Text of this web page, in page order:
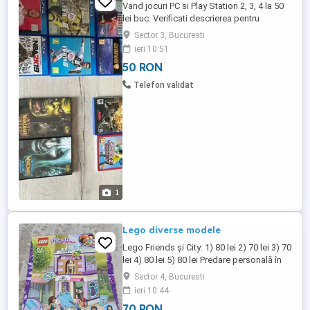
1
Vand jocuri PC si Play Station 2, 3, 4 la 50
lei buc. Verificati descrierea pentru
disponibilitate. Predare personala in
Bucuresti, sau prin curier cu plata la
destinatar. Pentru PS4: - Guitar Hero Live -
Fifa 20 - Fifa 19 - Fifa 17 - Battlefield V -
NBA 2k19 Pentru PS3: - Sports Champions
Sector 3, Bucuresti
ieri 10:51
50 RON
Telefon validat
Lego diverse modele
Lego Friends și City: 1) 80 lei 2) 70 lei 3) 70
lei 4) 80 lei 5) 80 lei Predare personală în
București.
Sector 4, Bucuresti
ieri 10:44